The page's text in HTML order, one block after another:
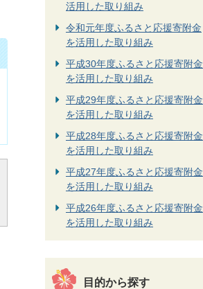
活用した取り組み
令和元年度ふるさと応援寄附金
を活用した取り組み
平成30年度ふるさと応援寄附金
を活用した取り組み
平成29年度ふるさと応援寄附金
を活用した取り組み
平成28年度ふるさと応援寄附金
を活用した取り組み
平成27年度ふるさと応援寄附金
を活用した取り組み
平成26年度ふるさと応援寄附金
を活用した取り組み
目的から探す